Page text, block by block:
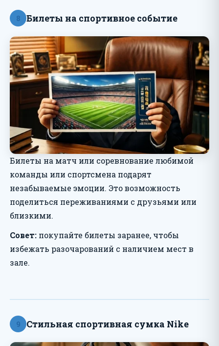
8 Билеты на спортивное событие
Билеты на матч или соревнование любимой
команды или спортсмена подарят
незабываемые эмоции. Это возможность
поделиться переживаниями с друзьями или
близкими.
Совет: покупайте билеты заранее, чтобы
избежать разочарований с наличием мест в
зале.
9 Стильная спортивная сумка Nike